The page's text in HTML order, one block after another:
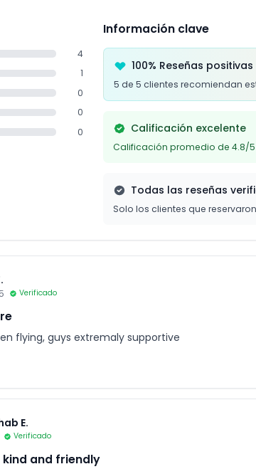
4
1
0
0
0
Información clave
100% Reseñas positivas
5 de 5 clientes recomiendan
Calificación excelente
Calificación promedio de 4.8/
Todas las reseñas
Solo los clientes que
Verificado
flying, guys extremaly supportive
E.
Verificado
and friendly